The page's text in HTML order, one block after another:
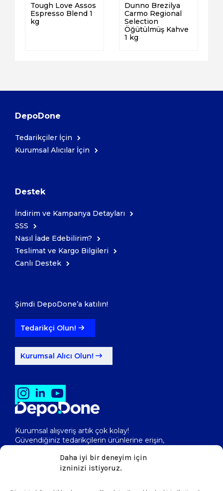
Daha iyi bir deneyim için
izninizi istiyoruz.
Tough Love Assos
Espresso Blend 1
kg
Dunno Brezilya
Carmo Regional
Selection
Öğütülmüş Kahve
1 kg
Kurumsal alışveriş artık çok kolay!
Güvendiğiniz tedarikçilerin ürünlerine erişin,
DepoDone
Tedarikçiler İçin
Kurumsal Alıcılar İçin
Destek
İndirim ve Kampanya Detayları
SSS
Nasıl İade Edebilirim?
Teslimat ve Kargo Bilgileri
Canlı Destek
Şimdi DepoDone’a katılın!
Tedarikçi Olun!
Kurumsal Alıcı Olun!